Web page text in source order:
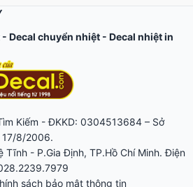
- Decal chuyển nhiệt - Decal nhiệt in
Kiếm - ĐKKD: 0304513684 – Sở
17/8/2006.
Tĩnh - P.Gia Định, TP.Hồ Chí Minh. Điện
sách bảo mật thông tin